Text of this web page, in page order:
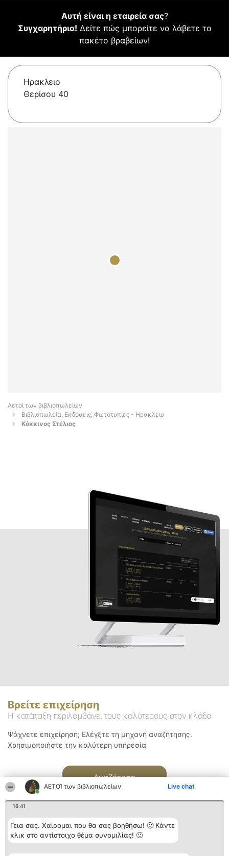
ΑΕΤΟΊ των βιβλιοπωλείων Live chat
16:41
Γεια σας. Χαίρομαι που θα σας βοηθήσω! 🙂 Κάντε
κλικ στο αντίστοιχο θέμα συνομιλίας! 🙂
Αυτή είναι η εταιρεία σας?
Συγχαρητήρια! Δείτε πώς μπορείτε να λάβετε το
πακέτο βραβείων!
Ηρακλειο
Θερίσου 40
Αετοί των βιβλιοπωλείων
Βιβλιοπωλεία, Εκδόσεις, Φωτοτυπίες - Ηρακλειο
Κόκκινος Στέλιος
Βρείτε επιχείρηση
Η κατάταξη περιλαμβάνει τους καλύτερους στον κλάδο
Ψάχνετε επιχείρηση; Ελέγξτε τη μηχανή αναζήτησης.
Χρησιμοποιήστε την καλύτερη υπηρεσία
Αναζήτηση
Διοργανωτής της
Κατάταξη Επικοινωνία